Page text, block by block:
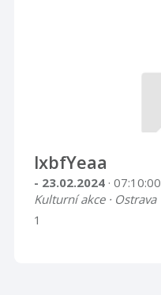
lxbfYeaa
- 23.02.2024 · 07:10:00
Kulturní akce · Ostrava
1